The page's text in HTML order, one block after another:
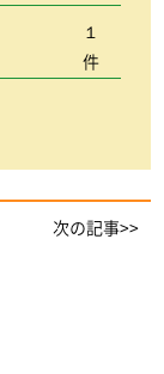
１
件
次の記事>>